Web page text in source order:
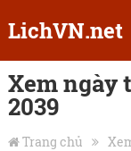
LichVN.net
Xem ngày
2039
Trang chủ